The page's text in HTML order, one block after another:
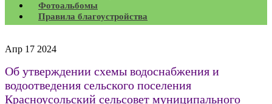
Фотоальбомы
Правила благоустройства
Апр 17 2024
Об утверждении схемы водоснабжения и
водоотведения сельского поселения
Красноусольский сельсовет муниципального